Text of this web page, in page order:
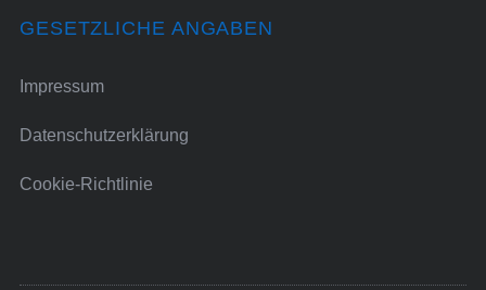
GESETZLICHE ANGABEN
Impressum
Datenschutzerklärung
Cookie-Richtlinie